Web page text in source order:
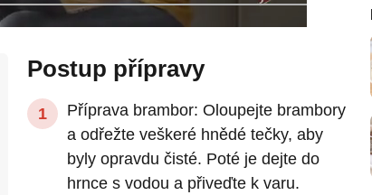
Postup přípravy
Příprava brambor: Oloupejte brambory
a odřežte veškeré hnědé tečky, aby
byly opravdu čisté. Poté je dejte do
hrnce s vodou a přiveďte k varu.